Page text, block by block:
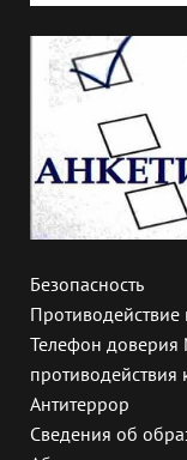
Безопасность
Телефон доверия
противодействия
Антитеррор
Сведения об